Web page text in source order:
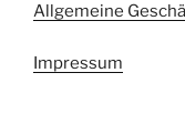
Allgemeine
Impressum